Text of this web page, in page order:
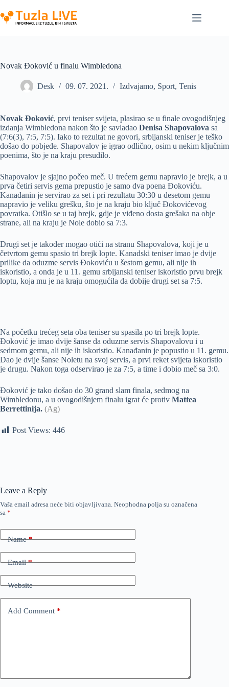
to
content
Novak Đoković u finalu Wimbledona
Desk 09. 07. 2021. Izdvajamo, Sport, Tenis
Novak Đoković, prvi teniser svijeta, plasirao se u finale ovogodišnjeg
izdanja Wimbledona nakon što je savladao Denisa Shapovalova sa
(7:6(3), 7:5, 7:5). Iako to rezultat ne govori, srbijanski teniser je teško
došao do pobjede. Shapovalov je igrao odlično, osim u nekim ključnim
poenima, što je na kraju presudilo.
Shapovalov je sjajno počeo meč. U trećem gemu napravio je brejk, a u
prva četiri servis gema prepustio je samo dva poena Đokoviću.
Kanađanin je servirao za set i pri rezultatu 30:30 u desetom gemu
napravio je veliku grešku, što je na kraju bio ključ Đokovićevog
povratka. Otišlo se u taj brejk, gdje je viđeno dosta grešaka na obje
strane, ali na kraju je Nole dobio sa 7:3.
Drugi set je također mogao otići na stranu Shapovalova, koji je u
četvrtom gemu spasio tri brejk lopte. Kanadski teniser imao je dvije
prilike da oduzme servis Đokoviću u šestom gemu, ali nije ih
iskoristio, a onda je u 11. gemu srbijanski teniser iskoristio prvu brejk
loptu, koja mu je na kraju omogućila da dobije drugi set sa 7:5.
Na početku trećeg seta oba teniser su spasila po tri brejk lopte.
Đoković je imao dvije šanse da oduzme servis Shapovalovu i u
sedmom gemu, ali nije ih iskoristio. Kanađanin je popustio u 11. gemu.
Dao je dvije šanse Noletu na svoj servis, a prvi reket svijeta iskoristio
je drugu. Nakon toga odservirao je za 7:5, a time i dobio meč sa 3:0.
Đoković je tako došao do 30 grand slam finala, sedmog na
Wimbledonu, a u ovogodišnjem finalu igrat će protiv Mattea
Berrettinija. (Ag)
Post Views: 446
Leave a Reply
Vaša email adresa neće biti objavljivana. Neophodna polja su označena
sa *
Name*
Email*
Website
Add Comment *